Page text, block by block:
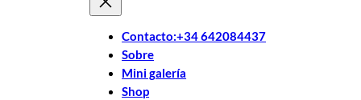
Contacto:+34 642084437
Sobre
Mini galería
Shop